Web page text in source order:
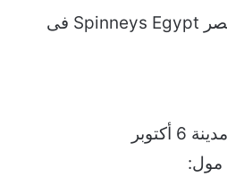
عناوين فروع سبينيس مصر Spinneys Egypt فى